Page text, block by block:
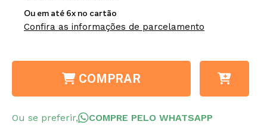
Ou em até 6x no cartão
Confira as informações de parcelamento
COMPRAR
Ou se preferir, COMPRE PELO WHATSAPP